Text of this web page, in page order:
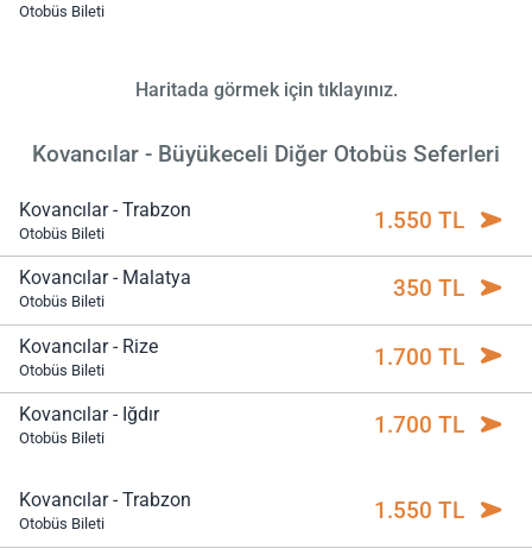
Otobüs Bileti
Haritada görmek için tıklayınız.
Kovancılar - Büyükeceli Diğer Otobüs Seferleri
Kovancılar - Trabzon
Otobüs Bileti 1.550 TL
Kovancılar - Malatya
Otobüs Bileti 350 TL
Kovancılar - Rize
Otobüs Bileti 1.700 TL
Kovancılar - Iğdır
Otobüs Bileti 1.700 TL
Kovancılar - Trabzon
Otobüs Bileti 1.550 TL